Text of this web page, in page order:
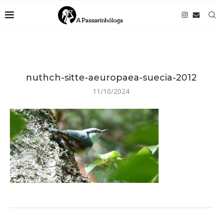
nuthch-sitte-aeuropaea-suecia-2012
11/10/2024